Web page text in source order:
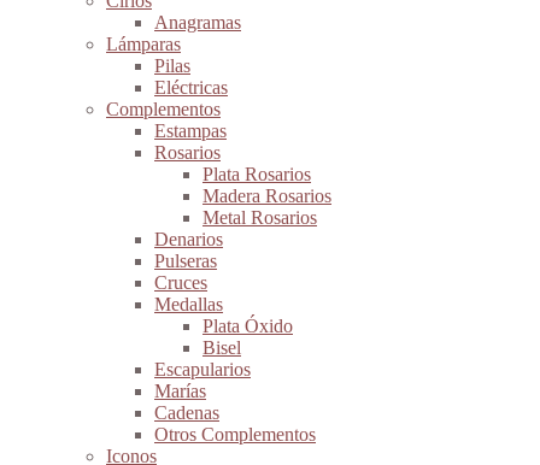
Anagramas
Lámparas
Pilas
Eléctricas
Complementos
Estampas
Rosarios
Plata Rosarios
Madera Rosarios
Metal Rosarios
Denarios
Pulseras
Cruces
Medallas
Plata Óxido
Bisel
Escapularios
Marías
Cadenas
Otros Complementos
Iconos